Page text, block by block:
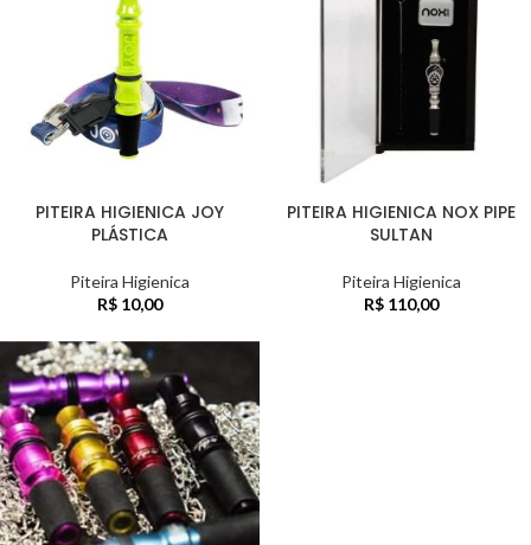
PITEIRA HIGIENICA JOY
PLÁSTICA
Piteira Higienica
R$ 10,00
PITEIRA HIGIENICA NOX PIPE
SULTAN
Piteira Higienica
R$ 110,00